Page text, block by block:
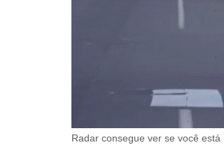
Radar consegue ver se você está